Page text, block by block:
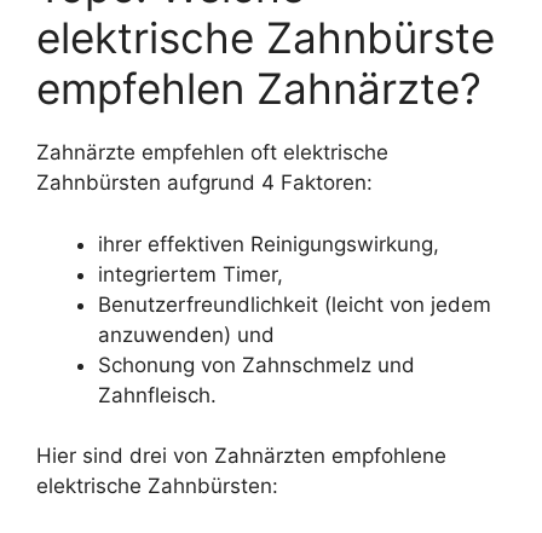
elektrische Zahnbürste
empfehlen Zahnärzte?
Zahnärzte empfehlen oft elektrische
Zahnbürsten aufgrund 4 Faktoren:
ihrer effektiven Reinigungswirkung,
integriertem Timer,
Benutzerfreundlichkeit (leicht von jedem
anzuwenden) und
Schonung von Zahnschmelz und
Zahnfleisch.
Hier sind drei von Zahnärzten empfohlene
elektrische Zahnbürsten: